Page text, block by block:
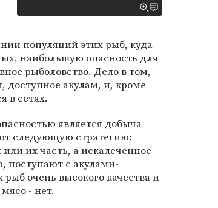
популяций этих рыб, куда
наибольшую опасность для
рыболовство. Дело в том,
акулам, и, кроме
в сетях.
является добыча
следующую стратегию:
их часть, а искалеченное
поступают с акулами-
очень высокого качества и
- нет.